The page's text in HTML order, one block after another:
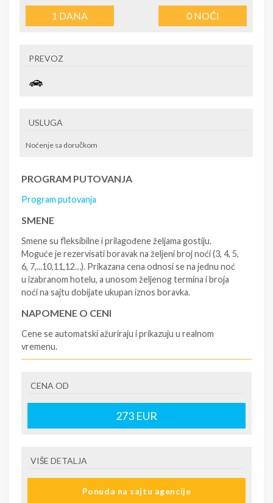
1 DANA 0NOĆI
PREVOZ
USLUGA
Noćenje sa doručkom
PROGRAM PUTOVANJA
Program putovanja
SMENE
Smene su fleksibilne i prilagođene željama gostiju.
Moguće je rezervisati boravak na željeni broj noći (3, 4, 5,
6, 7,...10,11,12…). Prikazana cena odnosi se na jednu noć
u izabranom hotelu, a unosom željenog termina i broja
noći na sajtu dobijate ukupan iznos boravka.
NAPOMENE O CENI
Cene se automatski ažuriraju i prikazuju u realnom
vremenu.
- rezervisane i potvrđene usluge u izabranoj smeštajnoj
jedinici prema opisu - korišćenje hotelskih sadržaja
prema opisu - uslugu rezervacije - organizaciju
putovanja
krizu) na destinaciji, plaćaju se na recepciji
hotela/apartmana za hotele sa 1* i 2* i nekategorisane
CENA OD
273 EUR
VIŠE DETALJA
Ponuda na sajtu agencije